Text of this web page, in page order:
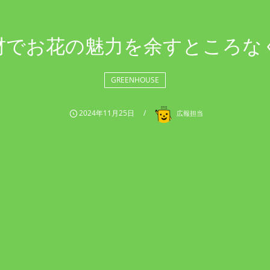
でお花の魅力を余すところな
GREENHOUSE
2024年11月25日 広報担当